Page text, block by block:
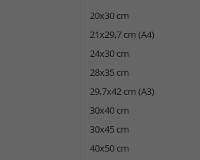
20x30 cm
21x29,7 cm (A4)
24x30 cm
28x35 cm
29,7x42 cm (A3)
30x40 cm
30x45 cm
40x50 cm